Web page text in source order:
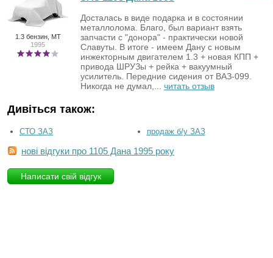
1.3 бензин, MT
1995
Досталась в виде подарка и в состоянии
металлолома. Благо, был вариант взять
запчасти с "донора" - практически новой
Славуты. В итоге - имеем Дану с новым
инжекторным двигателем 1.3 + новая КПП +
привода ШРУЗы + рейка + вакуумный
усилитель. Передние сидения от ВАЗ-099.
Никогда не думал,... читать отзыв
Дивіться також:
СТО ЗАЗ продаж б/у ЗАЗ
нові відгуки про 1105 Дана 1995 року
Написати свій відгук